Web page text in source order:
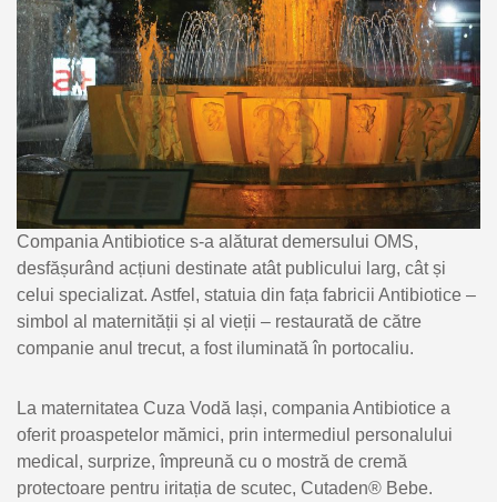
Compania Antibiotice s-a alăturat demersului OMS,
desfășurând acțiuni destinate atât publicului larg, cât și
celui specializat. Astfel, statuia din fața fabricii Antibiotice –
simbol al maternității și al vieții – restaurată de către
companie anul trecut, a fost iluminată în portocaliu.
La maternitatea Cuza Vodă Iași, compania Antibiotice a
oferit proaspetelor mămici, prin intermediul personalului
medical, surprize, împreună cu o mostră de cremă
protectoare pentru iritația de scutec, Cutaden® Bebe.